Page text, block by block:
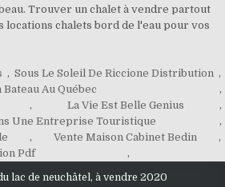
Trouver un chalet à vendre partout
locations chalets bord de l'eau pour vos
, Sous Le Soleil De Riccione Distribution ,
Au Québec
,
, La Vie Est Belle Genius
,
Une Entreprise Touristique
,
, Vente Maison Cabinet Bedin
,
Pdf
,
lac de neuchâtel, à vendre 2020